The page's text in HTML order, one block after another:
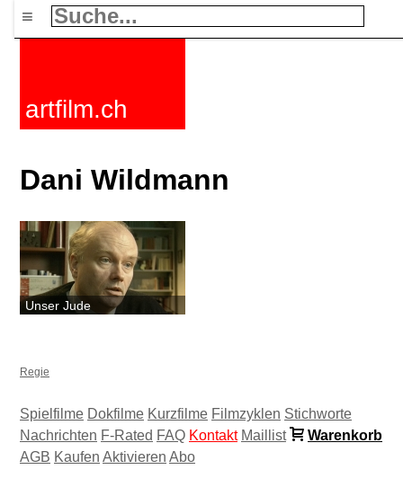
≡
artfilm.ch
Dani Wildmann
Unser Jude
Regie
Spielfilme Dokfilme Kurzfilme Filmzyklen Stichworte
Nachrichten F-Rated FAQ Kontakt Maillist
Warenkorb
AGB Kaufen Aktivieren Abo